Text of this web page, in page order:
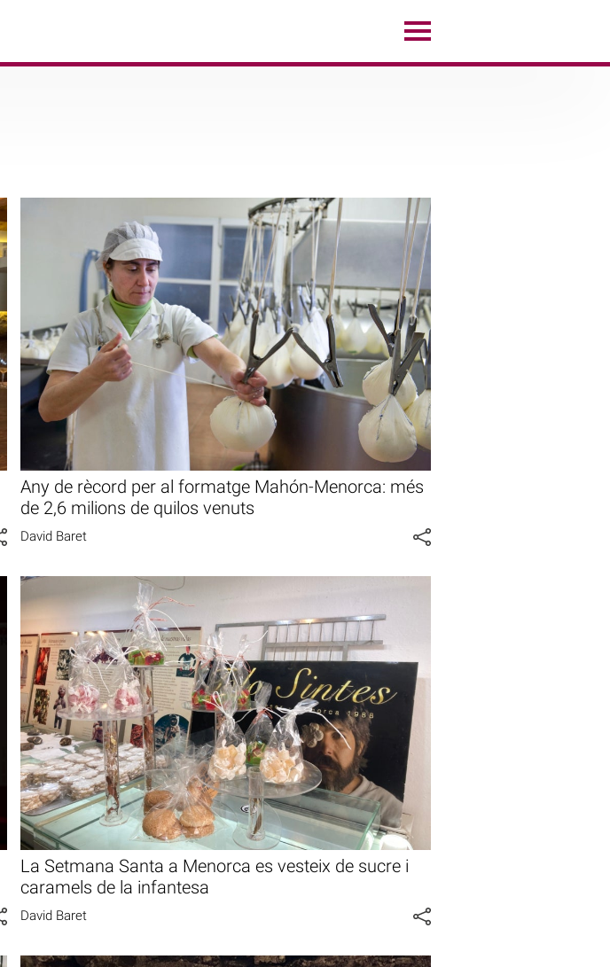
Any de rècord per al formatge Mahón-Menorca: més
de 2,6 milions de quilos venuts
David Baret
La Setmana Santa a Menorca es vesteix de sucre i
caramels de la infantesa
David Baret